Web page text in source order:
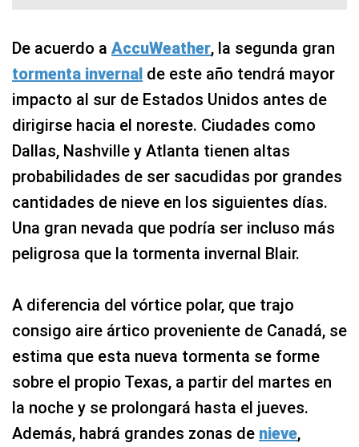
De acuerdo a AccuWeather, la segunda gran
tormenta invernal de este año tendrá mayor
impacto al sur de Estados Unidos antes de
dirigirse hacia el noreste. Ciudades como
Dallas, Nashville y Atlanta tienen altas
probabilidades de ser sacudidas por grandes
cantidades de nieve en los siguientes días.
Una gran nevada que podría ser incluso más
peligrosa que la tormenta invernal Blair.
A diferencia del vórtice polar, que trajo
consigo aire ártico proveniente de Canadá, se
estima que esta nueva tormenta se forme
sobre el propio Texas, a partir del martes en
la noche y se prolongará hasta el jueves.
Además, habrá grandes zonas de nieve,